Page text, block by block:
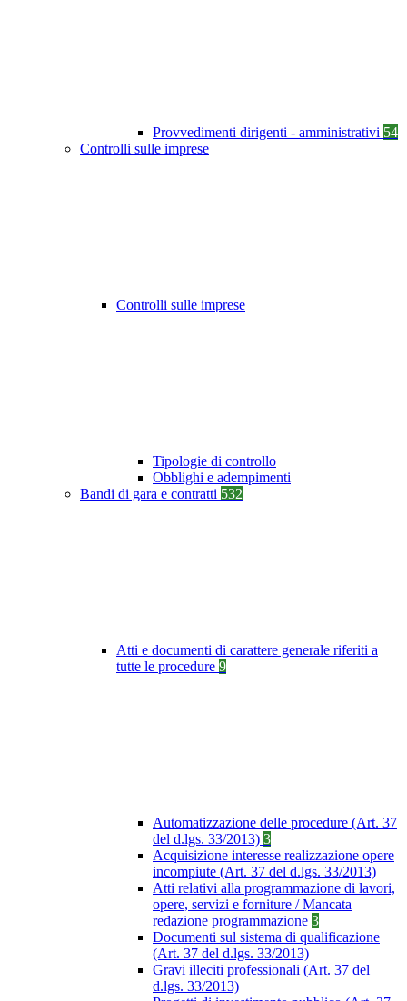
Provvedimenti dirigenti - amministrativi 54
Controlli sulle imprese
Controlli sulle imprese
Tipologie di controllo
Obblighi e adempimenti
Bandi di gara e contratti 532
Atti e documenti di carattere generale riferiti a
tutte le procedure 9
Automatizzazione delle procedure (Art. 37
del d.lgs. 33/2013) 3
Acquisizione interesse realizzazione opere
incompiute (Art. 37 del d.lgs. 33/2013)
Atti relativi alla programmazione di lavori,
opere, servizi e forniture / Mancata
redazione programmazione 3
Documenti sul sistema di qualificazione
(Art. 37 del d.lgs. 33/2013)
Gravi illeciti professionali (Art. 37 del
d.lgs. 33/2013)